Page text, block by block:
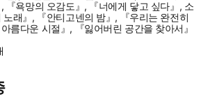
『욕망의 오감도』, 『너에게 닿고 싶다』, 소
래』, 『안티고넨의 밤』, 『우리는 완전히
름다운 시절』, 『잃어버린 공간을 찾아서』